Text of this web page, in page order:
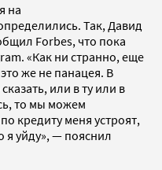
на
Так, Давид
Forbes, что пока
«Как ни странно, еще
же не панацея. В
или в ту или в
то мы можем
кредиту меня устроят,
я уйду», — пояснил